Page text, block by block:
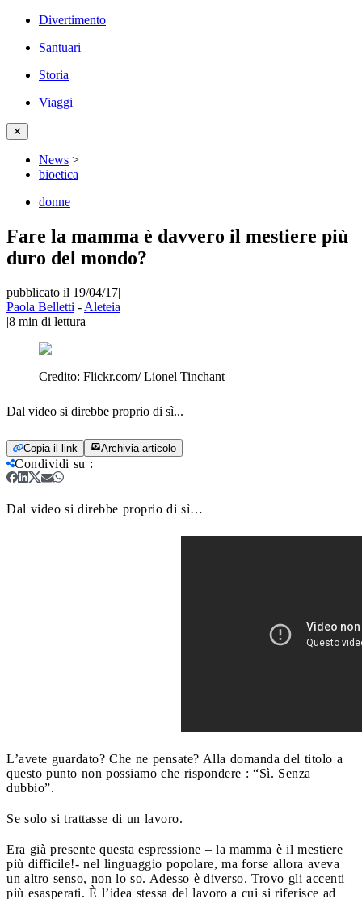
Divertimento
Santuari
Storia
Viaggi
✕
News >
bioetica
donne
Fare la mamma è davvero il mestiere più
duro del mondo?
pubblicato il 19/04/17|
Paola Belletti - Aleteia
|8 min di lettura
Credito: Flickr.com/ Lionel Tinchant
Dal video si direbbe proprio di sì...
Copia il link Archivia articolo
Condividi su :
Dal video si direbbe proprio di sì…
L’avete guardato? Che ne pensate? Alla domanda del titolo a
questo punto non possiamo che rispondere : “Sì. Senza
dubbio”.
Se solo si trattasse di un lavoro.
Era già presente questa espressione – la mamma è il mestiere
più difficile!- nel linguaggio popolare, ma forse allora aveva
un altro senso, non lo so. Adesso è diverso. Trovo gli accenti
più esasperati. È l’idea stessa del lavoro a cui si riferisce ad